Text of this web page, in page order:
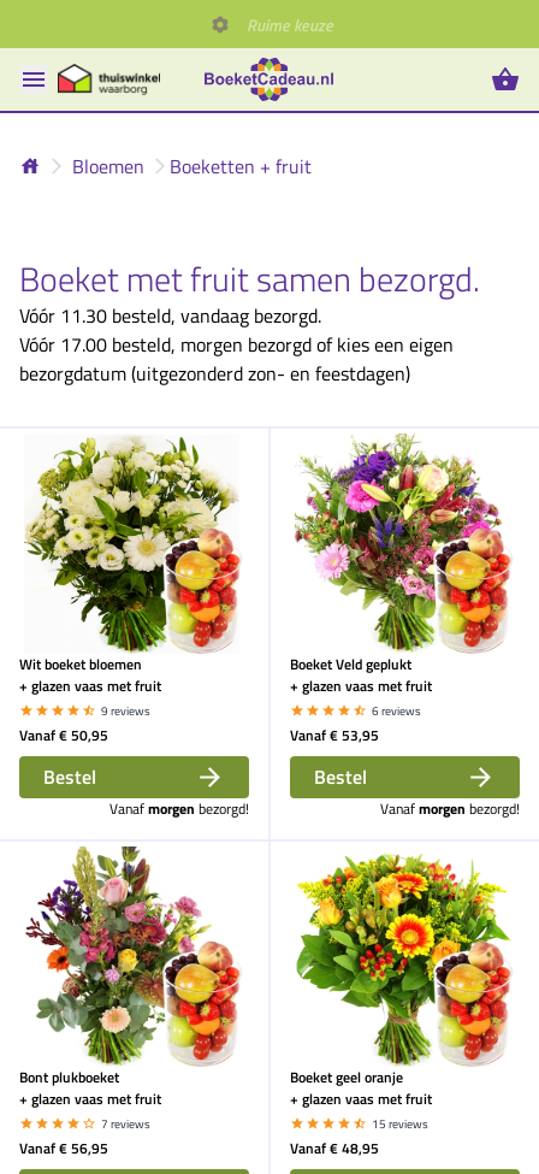
Ruime keuze
Bloemen Boeketten + fruit
Boeket met fruit samen bezorgd.
Vóór 11.30 besteld, vandaag bezorgd.
Vóór 17.00 besteld, morgen bezorgd of kies een eigen
bezorgdatum (uitgezonderd zon- en feestdagen)
Wit boeket bloemen
+ glazen vaas met fruit
9 reviews
Vanaf€ 50,95
Bestel
Vanafmorgen bezorgd!
Boeket Veld geplukt
+ glazen vaas met fruit
6 reviews
Vanaf€ 53,95
Bestel
Vanafmorgen bezorgd!
Bont plukboeket
+ glazen vaas met fruit
7 reviews
Vanaf€ 56,95
Boeket geel oranje
+ glazen vaas met fruit
15 reviews
Vanaf€ 48,95